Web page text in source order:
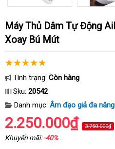
Máy Thủ Dâm Tự Động Ailighter Cao Cấp Rung
Xoay Bú Mút
Tình trạng: Còn hàng
Sku: 20542
Danh mục: Âm đạo giả đa năng
2.250.000₫ 3.750.000₫
Khuyến mãi:-40%